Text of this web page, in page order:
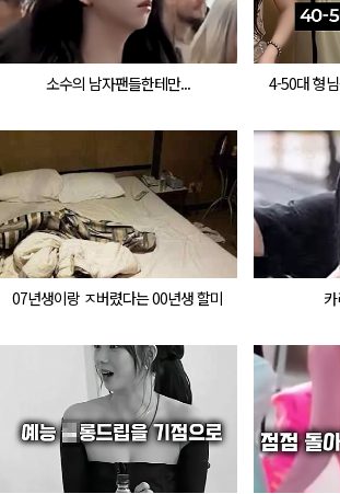
소수의 남자팬들한테만... 4-50대 형
07년생이랑 ㅈ버렸다는 00년생 할미